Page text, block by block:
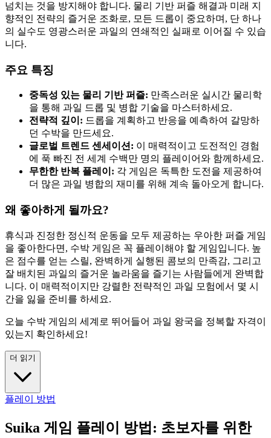
넘치는 것을 방지해야 합니다. 물리 기반 퍼즐 해결과 미래 지
향적인 전략의 즐거운 조화로, 모든 드롭이 중요하며, 단 하나
의 실수도 영광스러운 과일의 연쇄적인 실패로 이어질 수 있습
니다.
주요 특징
중독성 있는 물리 기반 퍼즐: 만족스러운 실시간 물리학
을 통해 과일 드롭 및 병합 기술을 마스터하세요.
전략적 깊이: 드롭을 계획하고 반응을 예측하여 갈망하
던 수박을 만드세요.
글로벌 트렌드 센세이션: 이 매력적이고 도전적인 경험
에 푹 빠진 전 세계 수백만 명의 플레이어와 함께하세요.
무한한 반복 플레이: 각 게임은 독특한 도전을 제공하여
더 많은 과일 병합의 재미를 위해 계속 돌아오게 합니다.
왜 좋아하게 될까요?
휴식과 진정한 정신적 운동을 모두 제공하는 우아한 퍼즐 게임
을 좋아한다면, 수박 게임은 꼭 플레이해야 할 게임입니다. 높
은 점수를 얻는 스릴, 완벽하게 실행된 콤보의 만족감, 그리고
잘 배치된 과일의 즐거운 놀라움을 즐기는 사람들에게 완벽합
니다. 이 매력적이지만 강렬한 전략적인 과일 모험에서 몇 시
간을 잃을 준비를 하세요.
오늘 수박 게임의 세계로 뛰어들어 과일 왕국을 정복할 자격이
있는지 확인하세요!
더 읽기
플레이 방법
Suika 게임 플레이 방법: 초보자를 위한